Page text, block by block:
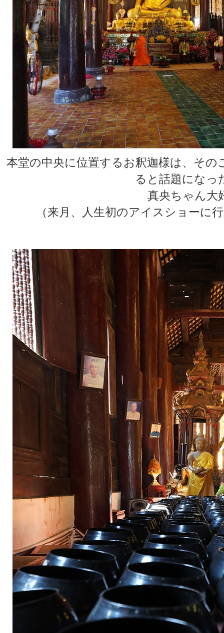
本堂の中央に位置するお釈迦様は、そ
ると話題になっ
真央ちゃん大
（来月、人生初のアイスショーに